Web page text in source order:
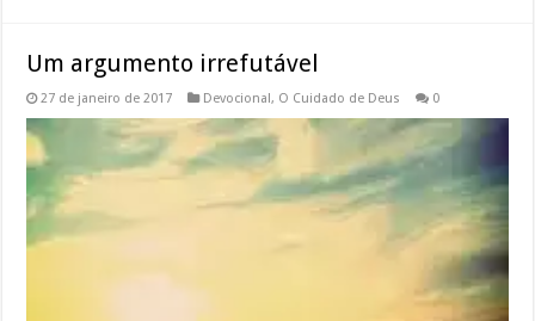
Um argumento irrefutável
27 de janeiro de 2017 Devocional, O Cuidado de Deus 0